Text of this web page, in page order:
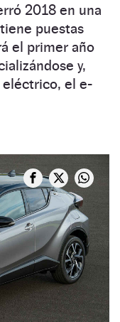
2018 en una
puestas
el primer año
y,
eléctrico, el e-